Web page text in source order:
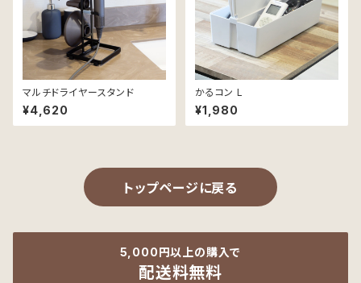
マルチドライヤースタンド
¥4,620
かるコン L
¥1,980
トップページに戻る
5,000円以上の購入で
配送料無料